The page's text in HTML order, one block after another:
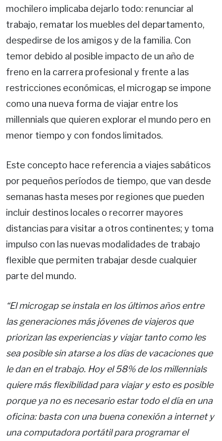
mochilero implicaba dejarlo todo: renunciar al
trabajo, rematar los muebles del departamento,
despedirse de los amigos y de la familia. Con
temor debido al posible impacto de un año de
freno en la carrera profesional y frente a las
restricciones económicas, el microgap se impone
como una nueva forma de viajar entre los
millennials que quieren explorar el mundo pero en
menor tiempo y con fondos limitados.
Este concepto hace referencia a viajes sabáticos
por pequeños períodos de tiempo, que van desde
semanas hasta meses por regiones que pueden
incluir destinos locales o recorrer mayores
distancias para visitar a otros continentes; y toma
impulso con las nuevas modalidades de trabajo
flexible que permiten trabajar desde cualquier
parte del mundo.
“El microgap se instala en los últimos años entre
las generaciones más jóvenes de viajeros que
priorizan las experiencias y viajar tanto como les
sea posible sin atarse a los días de vacaciones que
le dan en el trabajo. Hoy el 58% de los millennials
quiere más flexibilidad para viajar y esto es posible
porque ya no es necesario estar todo el día en una
oficina: basta con una buena conexión a internet y
una computadora portátil para programar el